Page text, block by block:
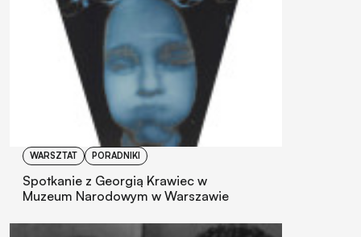
WARSZTAT PORADNIKI
Spotkanie z Georgią Krawiec w
Muzeum Narodowym w Warszawie